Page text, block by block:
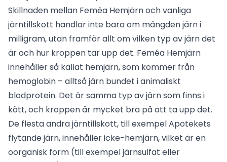
Skillnaden mellan Feméa Hemjärn och vanliga
järntillskott handlar inte bara om mängden järn i
milligram, utan framför allt om vilken typ av järn det
är och hur kroppen tar upp det. Feméa Hemjärn
innehåller så kallat hemjärn, som kommer från
hemoglobin – alltså järn bundet i animaliskt
blodprotein. Det är samma typ av järn som finns i
kött, och kroppen är mycket bra på att ta upp det.
De flesta andra järntillskott, till exempel Apotekets
flytande järn, innehåller icke-hemjärn, vilket är en
oorganisk form (till exempel järnsulfat eller